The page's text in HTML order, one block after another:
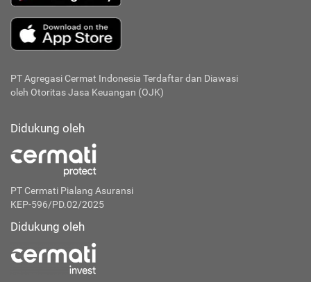
PT Agregasi Cermat Indonesia Terdaftar dan Diawasi
oleh Otoritas Jasa Keuangan (OJK)
Didukung oleh
PT Cermati Pialang Asuransi
KEP-596/PD.02/2025
Didukung oleh